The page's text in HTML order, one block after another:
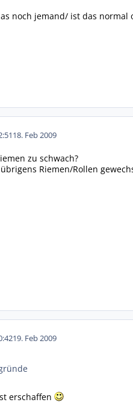
noch jemand/ ist das
18. Feb 2009
zu schwach?
Riemen/Rollen
19. Feb 2009
erschaffen